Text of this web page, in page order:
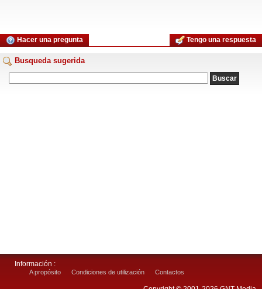
Hacer una pregunta Tengo una respuesta
Busqueda sugerida
Información :
A propósito Condiciones de utilización Contactos